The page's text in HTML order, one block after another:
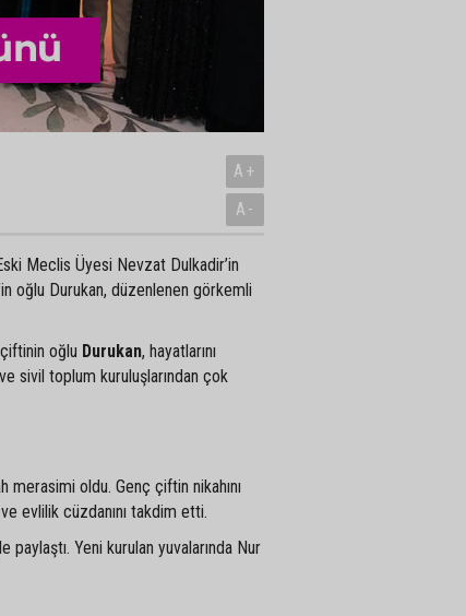
A+
A-
Meclis Üyesi Nevzat Dulkadir’in
oğlu Durukan, düzenlenen görkemli
oğlu Durukan, hayatlarını
sivil toplum kuruluşlarından çok
merasimi oldu. Genç çiftin nikahını
evlilik cüzdanını takdim etti.
Yeni kurulan yuvalarında Nur